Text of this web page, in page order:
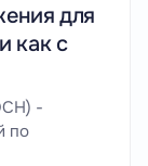
для
как с
-
по